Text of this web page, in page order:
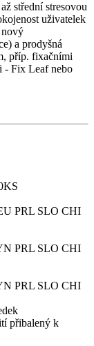
střední stresovou
uživatelek
nový
a prodyšná
příp. fixačními
- Fix Leaf nebo
PRL SLO CHI
PRL SLO CHI
PRL SLO CHI
přibalený k